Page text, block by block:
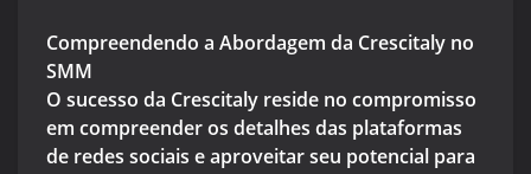
Compreendendo a Abordagem da Crescitaly no
SMM
O sucesso da Crescitaly reside no compromisso
em compreender os detalhes das plataformas
de redes sociais e aproveitar seu potencial para